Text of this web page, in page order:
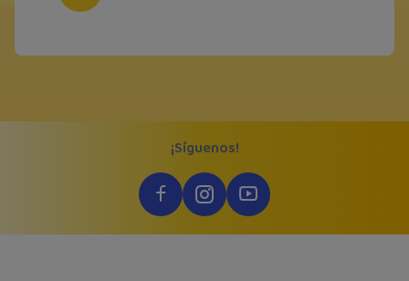
¡Síguenos!